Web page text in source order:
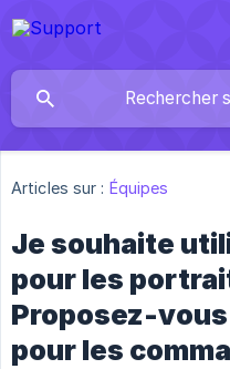
Articles sur : Équipes
Je souhaite
pour les
Proposez-
pour les